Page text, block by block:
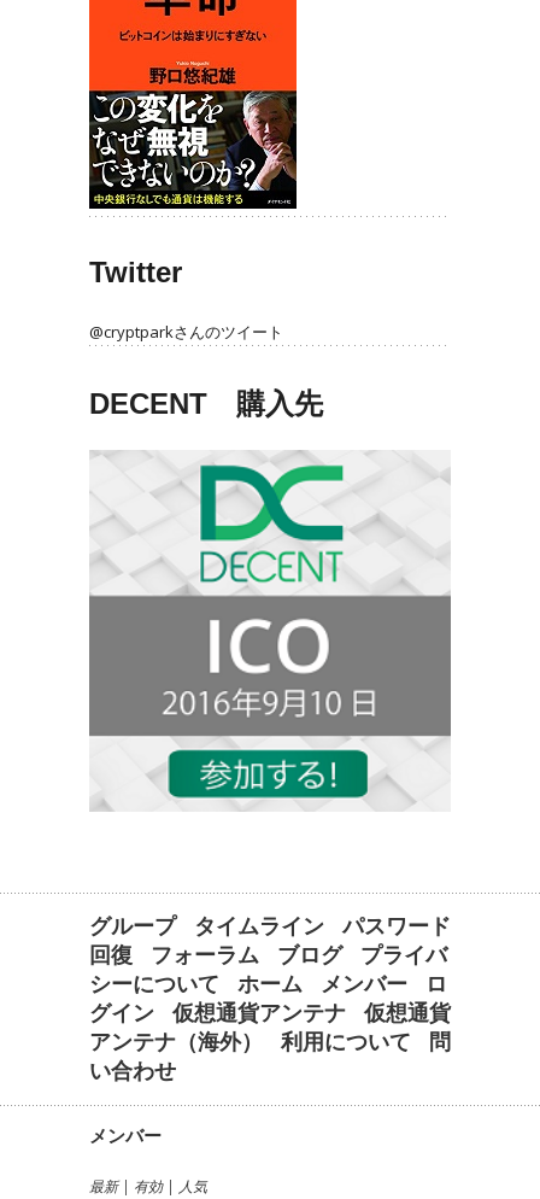
Twitter
@cryptparkさんのツイート
DECENT 購入先
グループ タイムライン
パスワード
回復
フォーラム ブログ
プライバ
シーについて
ホーム メンバー
ロ
グイン
仮想通貨アンテナ
仮想通貨
アンテナ（海外）
利用について
問
い合わせ
メンバー
最新| 有効| 人気